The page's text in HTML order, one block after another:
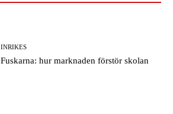
INRIKES
Fuskarna: hur marknaden förstör skolan